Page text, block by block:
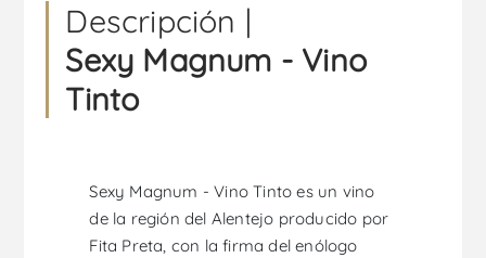
Descripción |
Sexy Magnum - Vino
Tinto
Sexy Magnum - Vino Tinto es un vino
de la región del Alentejo producido por
Fita Preta, con la firma del enólogo